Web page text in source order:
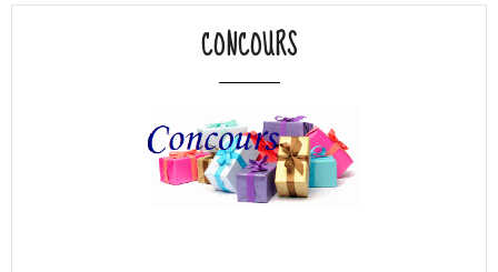
CONCOURS